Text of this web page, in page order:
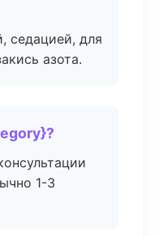
седацией, для
азота.
1-3